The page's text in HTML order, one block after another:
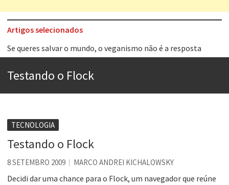
Artigos selecionados
Tem que filmar isso daí
Esse tal de Rock Gaúcho
Os causos de Jorge Luis Borges
Voto obrigatório é correto?
Se queres salvar o mundo, o veganismo não é a resposta
Testando o Flock
TECNOLOGIA
Testando o Flock
8 SETEMBRO 2009 MARCO ANDREI KICHALOWSKY
Decidi dar uma chance para o Flock, um navegador que reúne